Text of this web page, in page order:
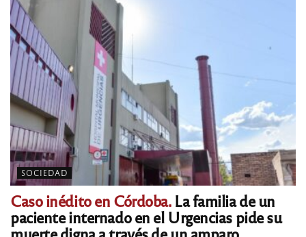
SOCIEDAD
Caso inédito en Córdoba.La familia de un
paciente internado en el Urgencias pide su